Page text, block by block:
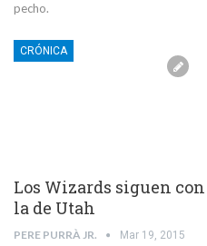
pecho.
CRÓNICA
Los Wizards siguen
la de Utah
PERE PURRÀ JR. Mar 19, 2015